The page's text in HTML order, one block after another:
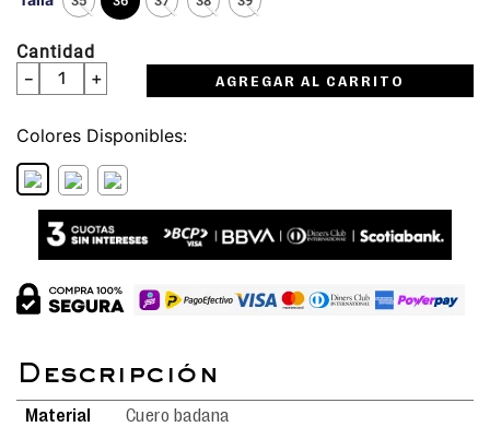
Cantidad
＋
－ AGREGAR AL CARRITO
Colores
Material
Cuero badana